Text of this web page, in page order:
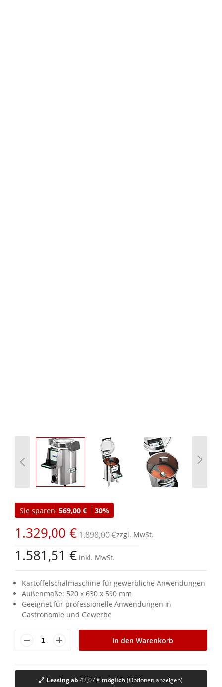
Anfang
der
springen
Sie sparen: 569,00 € 30%
1.329,00 €1.898,00 €
1.581,51 € inkl. MwSt.
Kartoffelschälmaschine für gewerbliche Anwendungen
Außenmaße: 520 x 630 x 590 mm
Geeignet für professionelle Anwendungen in
Gastronomie und Gewerbe
In den Warenkorb
Leasing ab 42,07 € möglich (Optionen anzeigen)